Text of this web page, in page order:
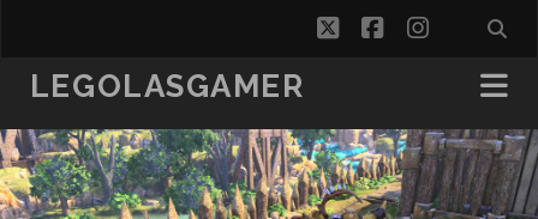
twitterfacebook
LEGOLASGAMER